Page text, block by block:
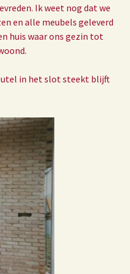
Ik weet nog dat we
en alle meubels geleverd
huis waar ons gezin tot
in het slot steekt blijft